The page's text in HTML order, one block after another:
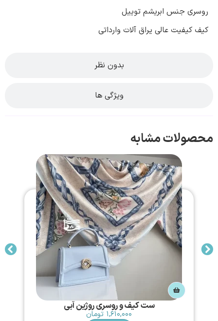
بدون نظر
ویژگی ها
روسری جنس ابریشم توییل
کیف کیفیت عالی یراق آلات وارداتی
محصولات مشابه
ست کیف و روسری روژین آبی
۱,۶۱۰,۰۰۰ تومان